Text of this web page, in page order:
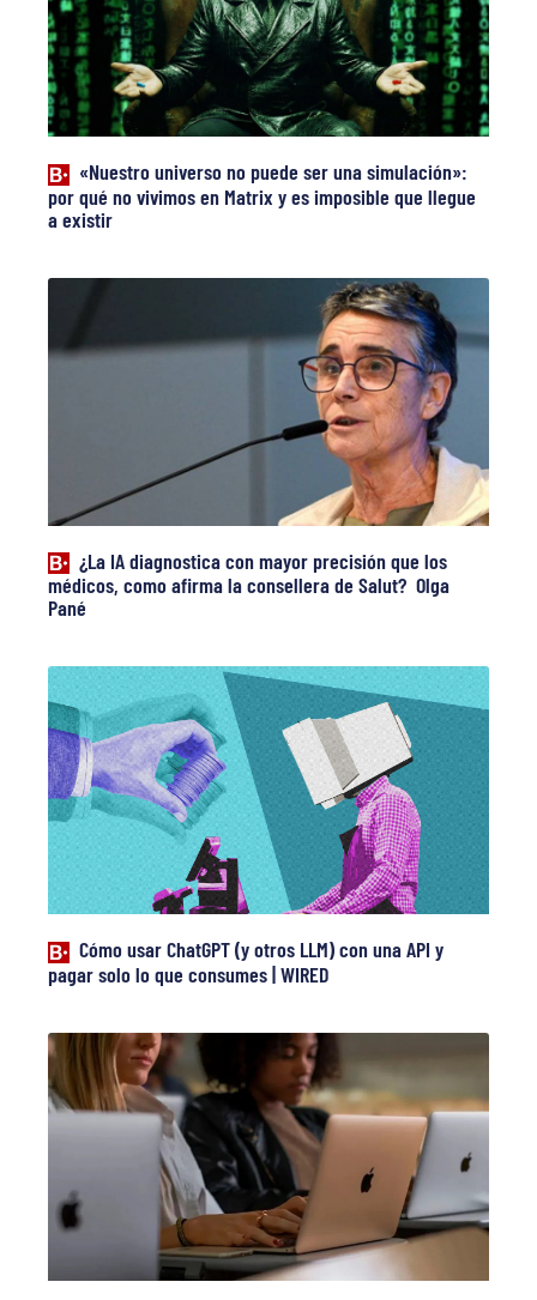
«Nuestro universo no puede ser una simulación»:
por qué no vivimos en Matrix y es imposible que llegue
a existir
¿La IA diagnostica con mayor precisión que los
médicos, como afirma la consellera de Salut? Olga
Pané
Cómo usar ChatGPT (y otros LLM) con una API y
pagar solo lo que consumes | WIRED